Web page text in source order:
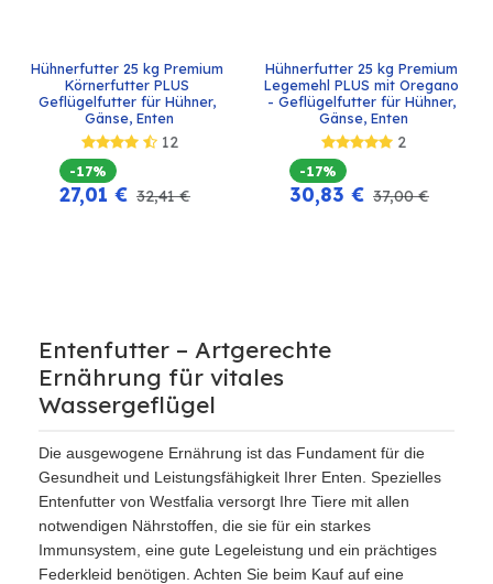
Hühnerfutter 25 kg Premium
Körnerfutter PLUS
Geflügelfutter für Hühner,
Gänse, Enten
12
-17%
27,01 € 32,41€
Hühnerfutter 25 kg Premium
Legemehl PLUS mit Oregano
- Geflügelfutter für Hühner,
Gänse, Enten
2
-17%
30,83 € 37,00€
Entenfutter – Artgerechte
Ernährung für vitales
Wassergeflügel
Die ausgewogene Ernährung ist das Fundament für die
Gesundheit und Leistungsfähigkeit Ihrer Enten. Spezielles
Entenfutter von Westfalia versorgt Ihre Tiere mit allen
notwendigen Nährstoffen, die sie für ein starkes
Immunsystem, eine gute Legeleistung und ein prächtiges
Federkleid benötigen. Achten Sie beim Kauf auf eine